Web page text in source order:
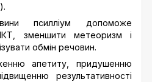
псилліум допоможе
зменшити метеоризм і
обмін речовин.
апетиту, придушенню
результативності